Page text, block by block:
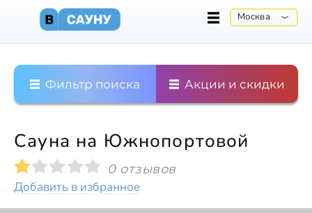
Москва
Фильтр поиска Акции и скидки
Сауна на Южнопортовой
0 отзывов
Добавить в избранное